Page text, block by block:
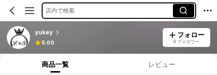
店内で検索
yukey
5.00
フォロー
9 フォロワー
商品一覧 レビュー